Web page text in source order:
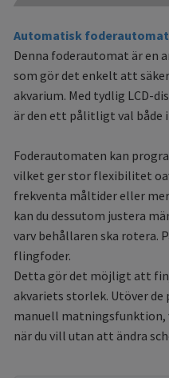
Automatisk foderautomat
Denna foderautomat är en
som gör det enkelt att
akvarium. Med tydlig LCD-
är den ett pålitligt val både
Foderautomaten kan
vilket ger stor flexibilitet
frekventa måltider eller
kan du dessutom justera
varv behållaren ska rotera.
flingfoder.
Detta gör det möjligt att
akvariets storlek. Utöver
manuell matningsfunktion,
när du vill utan att ändra